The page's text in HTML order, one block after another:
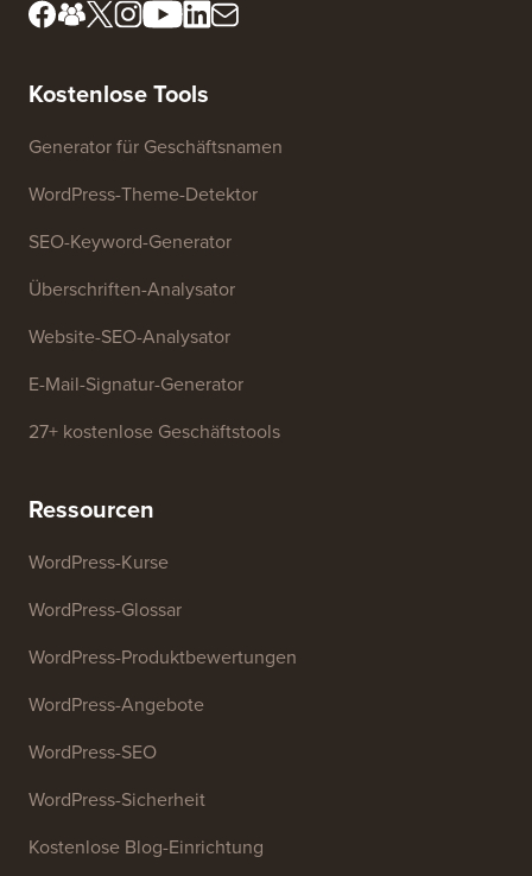
Redaktionsboard kennen
Presse & Marken-Assets
Kostenlose Tools
Generator für Geschäftsnamen
WordPress-Theme-Detektor
SEO-Keyword-Generator
Website-SEO-Analysator
E-Mail-Signatur-Generator
27+ kostenlose Geschäftstools
Ressourcen
WordPress-Kurse
WordPress-Glossar
WordPress-Produktbewertungen